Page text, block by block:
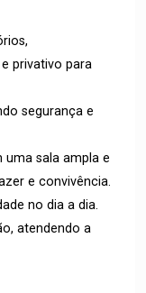
privativo para
segurança e
sala ampla e
e convivência.
no dia a dia.
atendendo a